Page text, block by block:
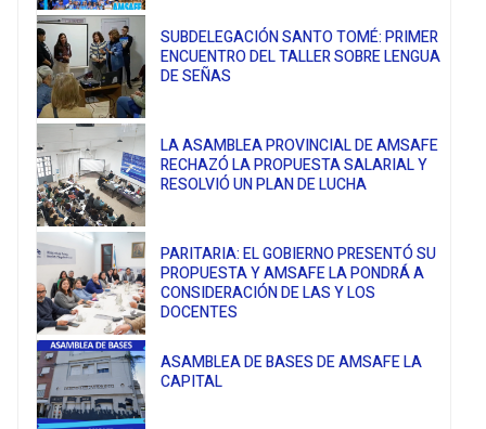
SUBDELEGACIÓN SANTO TOMÉ: PRIMER
ENCUENTRO DEL TALLER SOBRE LENGUA
DE SEÑAS
LA ASAMBLEA PROVINCIAL DE AMSAFE
RECHAZÓ LA PROPUESTA SALARIAL Y
RESOLVIÓ UN PLAN DE LUCHA
PARITARIA: EL GOBIERNO PRESENTÓ SU
PROPUESTA Y AMSAFE LA PONDRÁ A
CONSIDERACIÓN DE LAS Y LOS
DOCENTES
ASAMBLEA DE BASES DE AMSAFE LA
CAPITAL